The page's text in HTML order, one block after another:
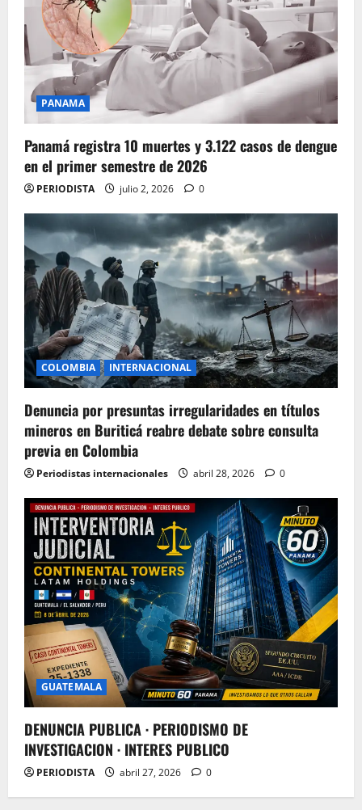
PANAMA
Panamá registra 10 muertes y 3.122 casos de dengue
en el primer semestre de 2026
PERIODISTA julio 2, 2026 0
COLOMBIA INTERNACIONAL
Denuncia por presuntas irregularidades en títulos
mineros en Buriticá reabre debate sobre consulta
previa en Colombia
Periodistas internacionales abril 28, 2026 0
GUATEMALA
DENUNCIA PUBLICA · PERIODISMO DE
INVESTIGACION · INTERES PUBLICO
PERIODISTA abril 27, 2026 0